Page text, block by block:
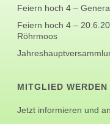
Feiern hoch 4 –
Feiern hoch 4 –
Röhrmoos
MITGLIED WERDEN
Jetzt informieren und